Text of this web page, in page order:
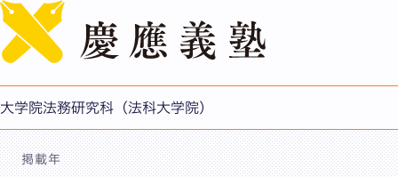
大学院法務研究科（法科大学院）
修了生へのお知らせ
掲載年